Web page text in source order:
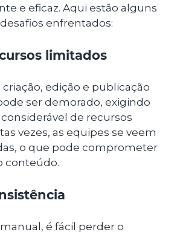
e eficaz. Aqui estão alguns
enfrentados:
limitados
edição e publicação
ser demorado, exigindo
de recursos
vezes, as equipes se veem
o que pode comprometer
conteúdo.
é fácil perder o